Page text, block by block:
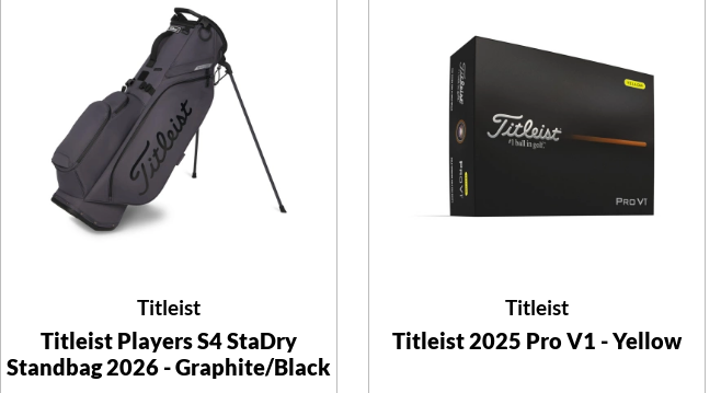
Titleist
Titleist Players S4 StaDry
Standbag 2026 - Graphite/Black
Titleist
Titleist 2025 Pro V1 - Yellow